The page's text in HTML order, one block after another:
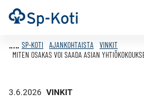
Siirry
sisältöön
Etusivu
SP-KOTI AJANKOHTAISTA VINKIT
MITEN OSAKAS VOI SAADA ASIAN
3.6.2026 VINKIT